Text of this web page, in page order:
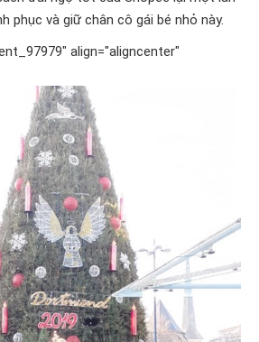
phục và giữ chân cô gái bé nhỏ này.
align="aligncenter"